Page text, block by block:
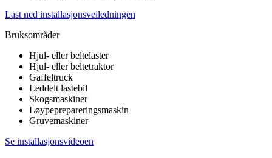
Last ned installasjonsveiledningen
Bruksområder
Hjul- eller beltelaster
Hjul- eller beltetraktor
Gaffeltruck
Leddelt lastebil
Skogsmaskiner
Løypeprepareringsmaskin
Gruvemaskiner
Se installasjonsvideoen